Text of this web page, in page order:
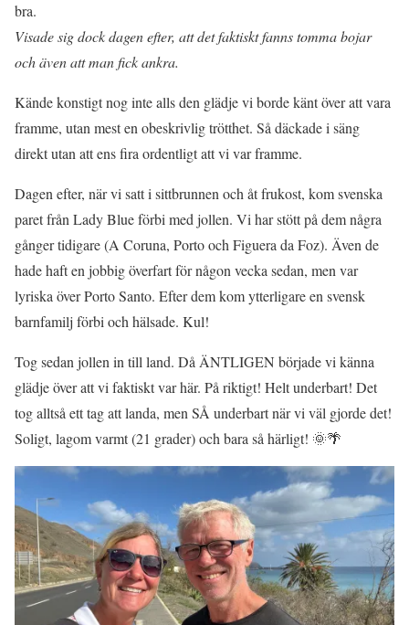
bra.
Visade sig dock dagen efter, att det faktiskt fanns tomma bojar
och även att man fick ankra.
Kände konstigt nog inte alls den glädje vi borde känt över att vara
framme, utan mest en obeskrivlig trötthet. Så däckade i säng
direkt utan att ens fira ordentligt att vi var framme.
Dagen efter, när vi satt i sittbrunnen och åt frukost, kom svenska
paret från Lady Blue förbi med jollen. Vi har stött på dem några
gånger tidigare (A Coruna, Porto och Figuera da Foz). Även de
hade haft en jobbig överfart för någon vecka sedan, men var
lyriska över Porto Santo. Efter dem kom ytterligare en svensk
barnfamilj förbi och hälsade. Kul!
Tog sedan jollen in till land. Då ÄNTLIGEN började vi känna
glädje över att vi faktiskt var här. På riktigt! Helt underbart! Det
tog alltså ett tag att landa, men SÅ underbart när vi väl gjorde det!
Soligt, lagom varmt (21 grader) och bara så härligt! 🌞🌴